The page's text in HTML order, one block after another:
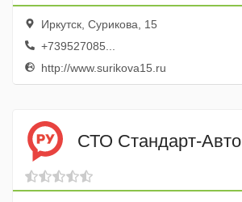
Иркутск, Сурикова, 15
+739527085...
http://www.surikova15.ru
СТО Стандарт-Авто